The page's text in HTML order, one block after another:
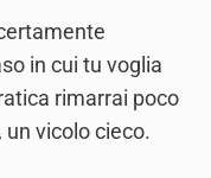
in cui tu voglia
rimarrai poco
vicolo cieco.